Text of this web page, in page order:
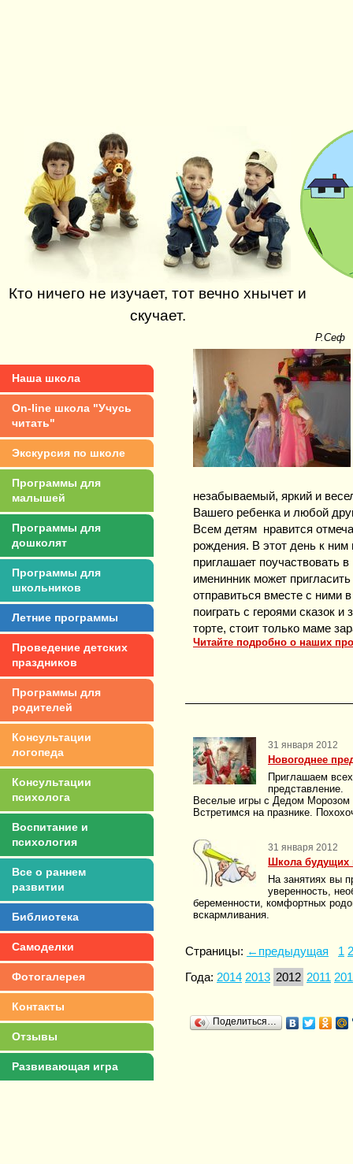
Кто ничего не изучает, тот вечно хнычет и
скучает.
Р.Сеф
незабываемый, яркий и
Вашего ребенка и любой
Всем детям нравится
рождения. В этот день к
приглашает поучаствовать
именинник может
отправиться вместе с ними
поиграть с героями сказок
торте, стоит только маме
Читайте подробно о наших
31 января 2012
Новогоднее
Приглашаем
представление.
Веселые игры с Дедом Морозом
Встретимся на празнике.
31 января 2012
Школа будущих
На занятиях вы
уверенность,
беременности, комфортных
вскармливания.
Страницы: ←предыдущая 1 2
Года: 2014 2013 2012 2011
Поделиться…
Наша школа
On-line школа "Учусь
читать"
Экскурсия по школе
Программы для
малышей
Программы для
дошколят
Программы для
школьников
Летние программы
Проведение детских
праздников
Программы для
родителей
Консультации
логопеда
Консультации
психолога
Воспитание и
психология
Все о раннем
развитии
Библиотека
Самоделки
Фотогалерея
Контакты
Отзывы
Развивающая игра